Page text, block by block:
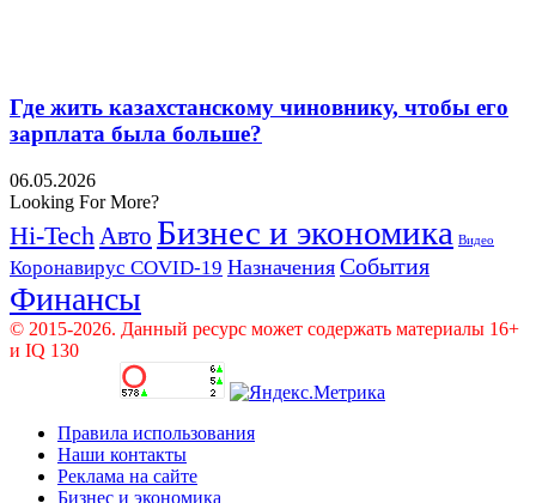
Где жить казахстанскому чиновнику, чтобы его
зарплата была больше?
06.05.2026
Looking For More?
Hi-Tech Авто Бизнес и экономика Видео
Коронавирус COVID-19 Назначения События
Финансы
© 2015-2026. Данный ресурс может содержать материалы 16+
и IQ 130
Правила использования
Наши контакты
Реклама на сайте
Бизнес и экономика